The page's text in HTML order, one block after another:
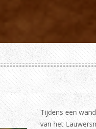
Tijdens een
van het